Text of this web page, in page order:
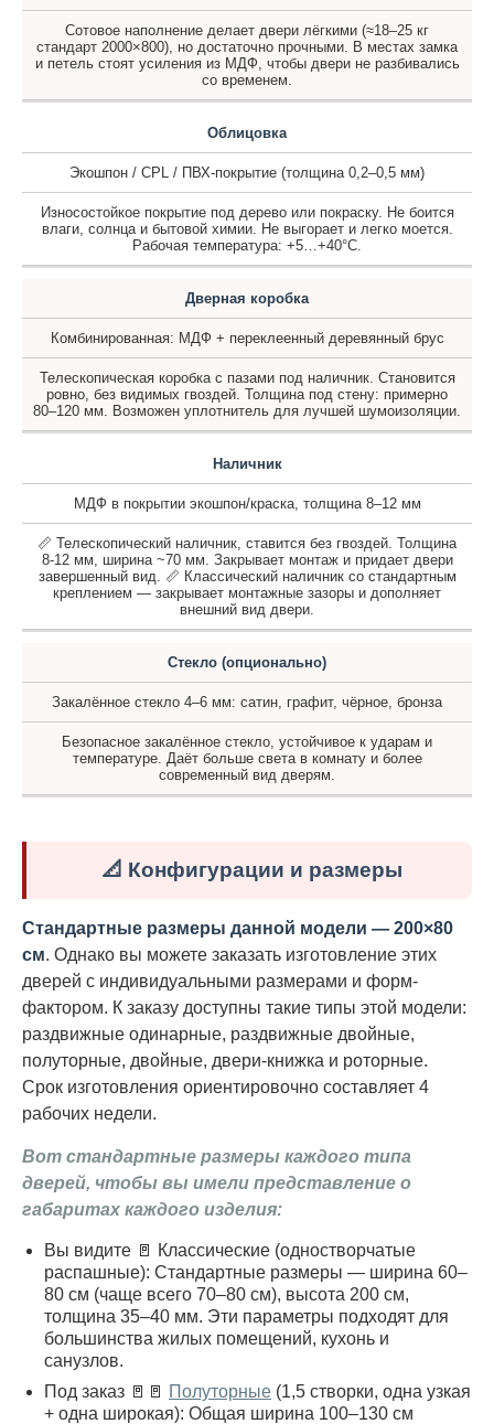
Сотовое наполнение делает двери лёгкими (≈18–25 кг
стандарт 2000×800), но достаточно прочными. В местах замка
и петель стоят усиления из МДФ, чтобы двери не разбивались
со временем.
Облицовка
Экошпон / CPL / ПВХ-покрытие (толщина 0,2–0,5 мм)
Износостойкое покрытие под дерево или покраску. Не боится
влаги, солнца и бытовой химии. Не выгорает и легко моется.
Рабочая температура: +5…+40°C.
Дверная коробка
Комбинированная: МДФ + переклеенный деревянный брус
Телескопическая коробка с пазами под наличник. Становится
ровно, без видимых гвоздей. Толщина под стену: примерно
80–120 мм. Возможен уплотнитель для лучшей шумоизоляции.
Наличник
МДФ в покрытии экошпон/краска, толщина 8–12 мм
📏 Телескопический наличник, ставится без гвоздей. Толщина
8-12 мм, ширина ~70 мм. Закрывает монтаж и придает двери
завершенный вид. 📏 Классический наличник со стандартным
креплением — закрывает монтажные зазоры и дополняет
внешний вид двери.
Стекло (опционально)
Закалённое стекло 4–6 мм: сатин, графит, чёрное, бронза
Безопасное закалённое стекло, устойчивое к ударам и
температуре. Даёт больше света в комнату и более
современный вид дверям.
📐 Конфигурации и размеры
Стандартные размеры данной модели — 200×80
см. Однако вы можете заказать изготовление этих
дверей с индивидуальными размерами и форм-
фактором. К заказу доступны такие типы этой модели:
раздвижные одинарные, раздвижные двойные,
полуторные, двойные, двери-книжка и роторные.
Срок изготовления ориентировочно составляет 4
рабочих недели.
Вот стандартные размеры каждого типа
дверей, чтобы вы имели представление о
габаритах каждого изделия:
Вы видите 🚪 Классические (одностворчатые
распашные): Стандартные размеры — ширина 60–
80 см (чаще всего 70–80 см), высота 200 см,
толщина 35–40 мм. Эти параметры подходят для
большинства жилых помещений, кухонь и
санузлов.
Под заказ 🚪🚪 Полуторные (1,5 створки, одна узкая
+ одна широкая): Общая ширина 100–130 см